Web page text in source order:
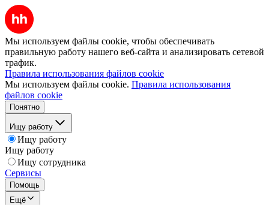
Мы используем файлы cookie, чтобы обеспечивать
правильную работу нашего веб-сайта и анализировать сетевой
трафик.
Правила использования файлов cookie
Мы используем файлы cookie. Правила использования
файлов cookie
Понятно
Ищу работу
Ищу работу
Ищу работу
Ищу сотрудника
Сервисы
Помощь
Ещё